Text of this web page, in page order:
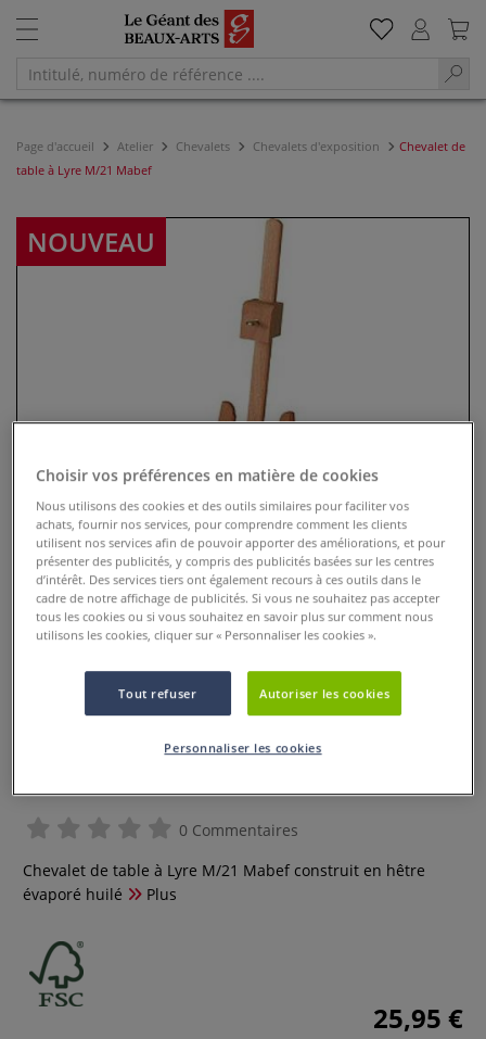
Page d'accueil Atelier Chevalets Chevalets d'exposition
Chevalet de
table à Lyre M/21 Mabef
NOUVEAU
Chevalet de table à Lyre M/21
Mabef
0 Commentaires
Chevalet de table à Lyre M/21 Mabef construit en hêtre
évaporé huilé
Plus
25,95 €
Choisir vos préférences en matière de cookies
Nous utilisons des cookies et des outils similaires pour faciliter vos
achats, fournir nos services, pour comprendre comment les clients
utilisent nos services afin de pouvoir apporter des améliorations, et pour
présenter des publicités, y compris des publicités basées sur les centres
d’intérêt. Des services tiers ont également recours à ces outils dans le
cadre de notre affichage de publicités. Si vous ne souhaitez pas accepter
tous les cookies ou si vous souhaitez en savoir plus sur comment nous
utilisons les cookies, cliquer sur « Personnaliser les cookies ».
Tout refuser Autoriser les cookies
Personnaliser les cookies